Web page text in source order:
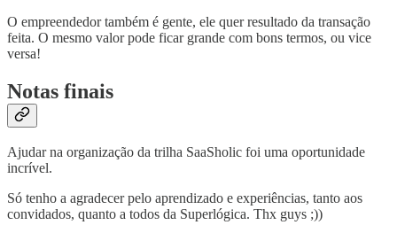
O empreendedor também é gente, ele quer resultado da transação
feita. O mesmo valor pode ficar grande com bons termos, ou vice
versa!
Notas finais
Ajudar na organização da trilha SaaSholic foi uma oportunidade
incrível.
Só tenho a agradecer pelo aprendizado e experiências, tanto aos
convidados, quanto a todos da Superlógica. Thx guys ;))